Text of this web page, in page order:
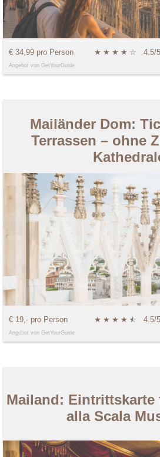
€ 34,99 pro Person ★ ★ ★ ★ ☆ 4.5/5
Angebot von GetYourGuide
Mailänder Dom:
Terrassen – ohne
€ 19,- pro Person ★ ★ ★ ★ ★
☆ 4.5/5
Angebot von GetYourGuide
Mailand: Eintrittskarte
alla Scala